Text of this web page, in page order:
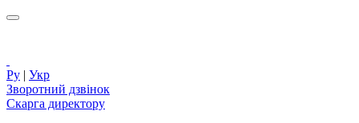
Ру | Укр
Зворотний дзвінок
Скарга директору